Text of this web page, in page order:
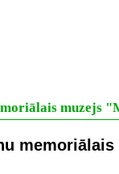
muzejs